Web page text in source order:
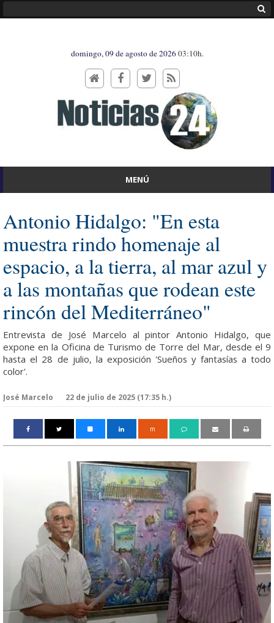
domingo, 09 de agosto de 202603:10h.
MENÚ
Antonio Hidalgo: "En esta
muestra rindo homenaje al
espacio, a la tierra, al mar azul y
a las montañas que rodean este
rincón del Mediterráneo"
Entrevista de José Marcelo al pintor Antonio Hidalgo, que
expone en la Oficina de Turismo de Torre del Mar, desde el 9
hasta el 28 de julio, la exposición 'Sueños y fantasías a todo
color'.
José Marcelo 22 de julio de 2025 (17:35 h.)
m